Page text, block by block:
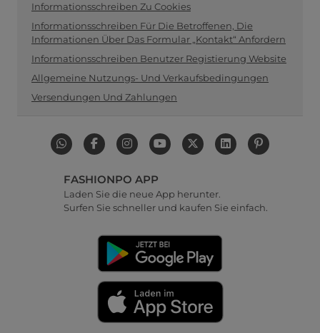
Informationsschreiben Zu Cookies
Informationsschreiben Für Die Betroffenen, Die
Informationen Über Das Formular „Kontakt“ Anfordern
Informationsschreiben Benutzer Registierung Website
Allgemeine Nutzungs- Und Verkaufsbedingungen
Versendungen Und Zahlungen
FASHIONPO APP
Laden Sie die neue App herunter.
Surfen Sie schneller und kaufen Sie einfach.